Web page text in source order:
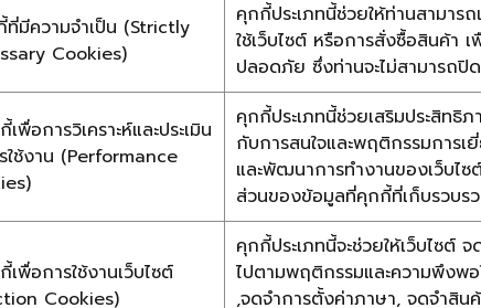
ที่มีความจำเป็น (Strictly
Cookies)
คุกกี้ประเภทนี้ช่วยให้ท่านสามาร
ใช้เว็บไซต์ หรือการสั่งซื้อสินค้า
ปลอดภัย ซึ่งท่านจะไม่สามารถปิ
พื่อการวิเคราะห์และประเมิน
ใช้งาน (Performance
คุกกี้ประเภทนี้ช่วยเสริมประสิทธิ
กับการสนใจและพฤติกรรมการ
และพัฒนาการทำงานของเว็บไ
ส่วนของข้อมูลที่คุกกี้ที่เก็บรวบร
เพื่อการใช้งานเว็บไซต์
Cookies)
คุกกี้ประเภทนี้จะช่วยให้เว็บไซต์
ไปตามพฤติกรรมและความพึงพ
,จดจำการตั้งค่าภาษา, จดจำสิน